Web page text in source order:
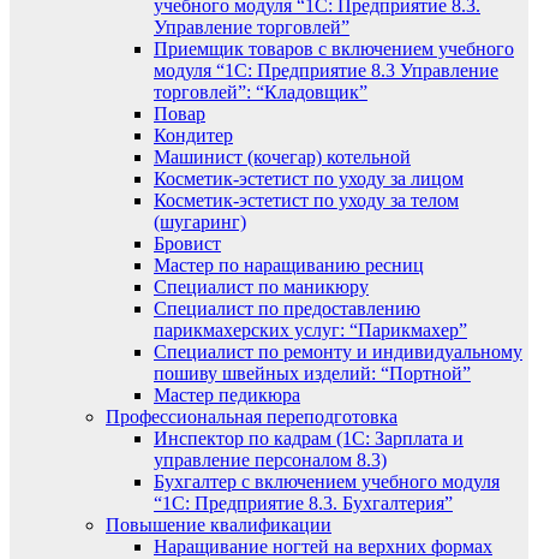
учебного модуля “1С: Предприятие 8.3.
Управление торговлей”
Приемщик товаров с включением учебного
модуля “1С: Предприятие 8.3 Управление
торговлей”: “Кладовщик”
Повар
Кондитер
Машинист (кочегар) котельной
Косметик-эстетист по уходу за лицом
Косметик-эстетист по уходу за телом
(шугаринг)
Бровист
Мастер по наращиванию ресниц
Специалист по маникюру
Специалист по предоставлению
парикмахерских услуг: “Парикмахер”
Специалист по ремонту и индивидуальному
пошиву швейных изделий: “Портной”
Мастер педикюра
Профессиональная переподготовка
Инспектор по кадрам (1С: Зарплата и
управление персоналом 8.3)
Бухгалтер с включением учебного модуля
“1С: Предприятие 8.3. Бухгалтерия”
Повышение квалификации
Наращивание ногтей на верхних формах